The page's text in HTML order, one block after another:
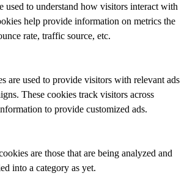
used to understand how visitors interact with
help provide information on metrics the
rate, traffic source, etc.
are used to provide visitors with relevant ads
These cookies track visitors across
to provide customized ads.
are those that are being analyzed and
into a category as yet.